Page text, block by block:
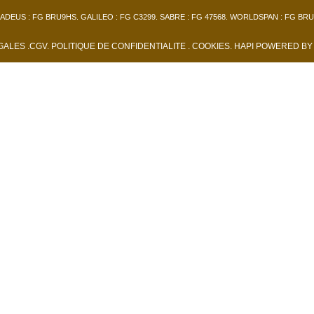
: FG BRU9HS. GALILEO : FG C3299. SABRE : FG 47568. WORLDSPAN : FG
.CGV. POLITIQUE DE CONFIDENTIALITE . COOKIES. HAPI POWERED BY